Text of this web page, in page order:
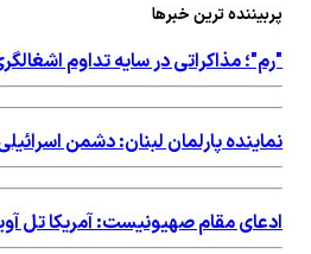
پربیننده ترین خبرها
"رم"؛ مذاکراتی در سایه تداوم
نماینده پارلمان لبنان: دشمن
ادعای مقام صهیونیست: آمریکا تل